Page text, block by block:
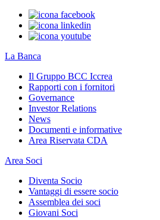
La Banca
Il Gruppo BCC Iccrea
Rapporti con i fornitori
Governance
Investor Relations
News
Documenti e informative
Area Riservata CDA
Area Soci
Diventa Socio
Vantaggi di essere socio
Assemblea dei soci
Giovani Soci